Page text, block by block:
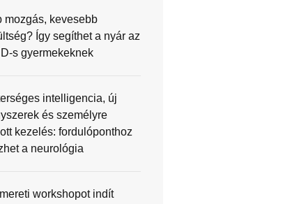
mozgás, kevesebb
Így segíthet a nyár az
s gyermekeknek
intelligencia, új
és személyre
kezelés: fordulóponthoz
a neurológia
workshopot indít